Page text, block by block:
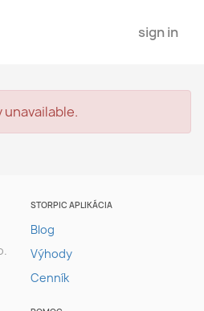
sign in
STORPIC APLIKÁCIA
Blog
Výhody
Cenník